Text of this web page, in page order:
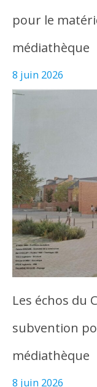
pour le
médiathèque
8 juin 2026
Les échos du
subvention
médiathèque
8 juin 2026